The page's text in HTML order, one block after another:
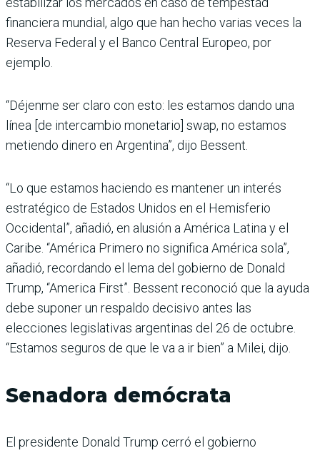
financiera mundial, algo que han hecho varias veces la
Reserva Federal y el Banco Central Europeo, por
ejemplo.
“Déjenme ser claro con esto: les estamos dando una
línea [de intercambio monetario] swap, no estamos
metiendo dinero en Argentina”, dijo Bessent.
“Lo que estamos haciendo es mantener un interés
estratégico de Estados Unidos en el Hemisferio
Occidental”, añadió, en alusión a América Latina y el
Caribe. “América Primero no significa América sola”,
añadió, recordando el lema del gobierno de Donald
Trump, “America First”. Bessent reconoció que la ayuda
debe suponer un respaldo decisivo antes las
elecciones legislativas argentinas del 26 de octubre.
“Estamos seguros de que le va a ir bien” a Milei, dijo.
Senadora demócrata
El presidente Donald Trump cerró el gobierno